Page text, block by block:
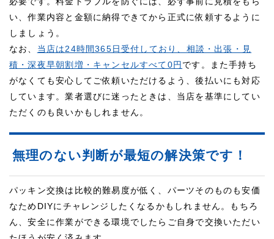
い、作業内容と金額に納得できてから正式に依頼するように
しましょう。
なお、 当店は24時間365日受付しており、相談・出張・見
積・深夜早朝割増・キャンセルすべて0円 です。また手持ち
がなくても安心してご依頼いただけるよう、後払いにも対応
しています。業者選びに迷ったときは、当店を基準にしてい
ただくのも良いかもしれません。
無理のない判断が最短の解決策です！
パッキン交換は比較的難易度が低く、パーツそのものも安価
なためDIYにチャレンジしたくなるかもしれません。もちろ
ん、安全に作業ができる環境でしたらご自身で交換いただい